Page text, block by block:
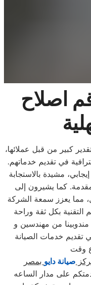
اصلاح
كبير من قبل عملائها،
في تقديم خدماتهم.
مشيدة بالاستجابة
كما يشيرون إلى
مما يعزز سمعة الشركة
مندوبينا من مهندسين و
تقديم خدمات الصيانة
وقت
صيانة دايو بمصر
على مدار الساعه